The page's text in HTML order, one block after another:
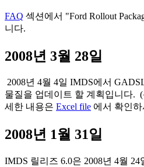
FAQ 섹션에서 "Ford Rollout
니다.
2008년 3월 28일
2008년 4월 4일 IMDS에서
물질을 업데이트 할 계획입니다.
세한 내용은 Excel file 에서 확인
2008년 1월 31일
IMDS 릴리즈 6.0은 2008년 4월